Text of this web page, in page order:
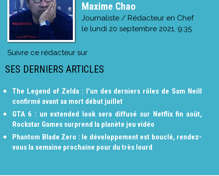
Maxime Chao
Journaliste / Rédacteur en Chef
le lundi 20 septembre 2021, 9:35
Suivre ce rédacteur sur
SES DERNIERS ARTICLES
The Legend of Zelda : l'un des derniers rôles de Sam Neill
confirmé avant sa mort début juillet
GTA 6 : un extended look sera diffusé sur Netflix fin août,
Rockstar Games surprend la planète jeu vidéo
Phantom Blade Zero : le développement est bouclé, rendez-
vous la semaine prochaine pour du très lourd